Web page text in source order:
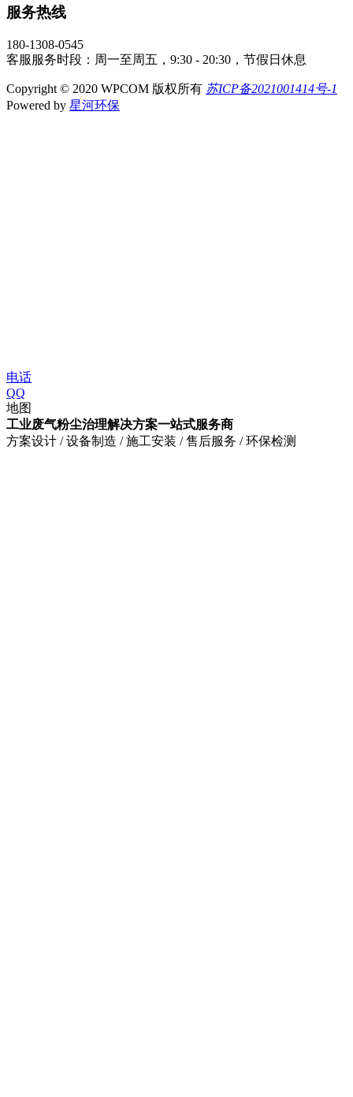
服务热线
180-1308-0545
客服服务时段：周一至周五，9:30 - 20:30，节假日休息
Copyright © 2020 WPCOM 版权所有 苏ICP备2021001414号-1
Powered by 星河环保
电话
QQ
地图
工业废气粉尘治理解决方案一站式服务商
方案设计 / 设备制造 / 施工安装 / 售后服务 / 环保检测